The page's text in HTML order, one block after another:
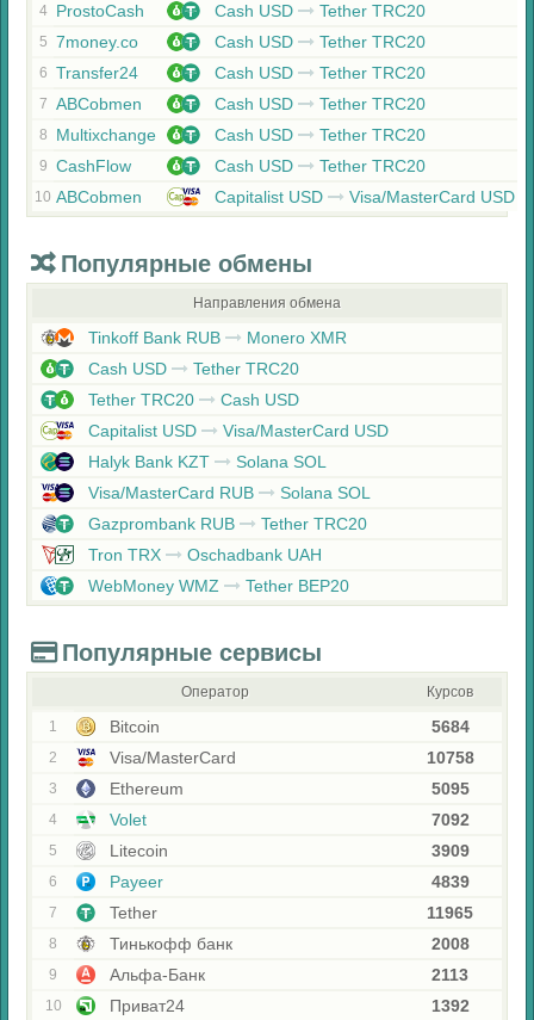
4 ProstoCash Cash USD Tether TRC20
5 7money.co Cash USD Tether TRC20
6 Transfer24 Cash USD Tether TRC20
7 ABCobmen Cash USD Tether TRC20
8 Multixchange Cash USD Tether TRC20
9 CashFlow Cash USD Tether TRC20
10 ABCobmen Capitalist USD Visa/MasterCard USD
Популярные обмены
Направления обмена
Tinkoff Bank RUB
Monero XMR
Cash USD
Tether TRC20
Tether TRC20
Cash USD
Capitalist USD
Visa/MasterCard USD
Halyk Bank KZT
Solana SOL
Visa/MasterCard RUB
Solana SOL
Gazprombank RUB
Tether TRC20
Tron TRX
Oschadbank UAH
WebMoney WMZ
Tether BEP20
Популярные сервисы
Оператор Курсов
1 Bitcoin 5684
2 Visa/MasterCard 10758
3 Ethereum 5095
4 Volet 7092
5 Litecoin 3909
6 Payeer 4839
7 Tether 11965
8 Тинькофф банк 2008
9 Альфа-Банк 2113
10 Приват24 1392